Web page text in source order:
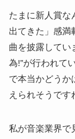
たまに新人賞な
出てきた」感満
曲を披露してい
為!”が行われて
で本当かどうか
えられそうです
私が音楽業界で